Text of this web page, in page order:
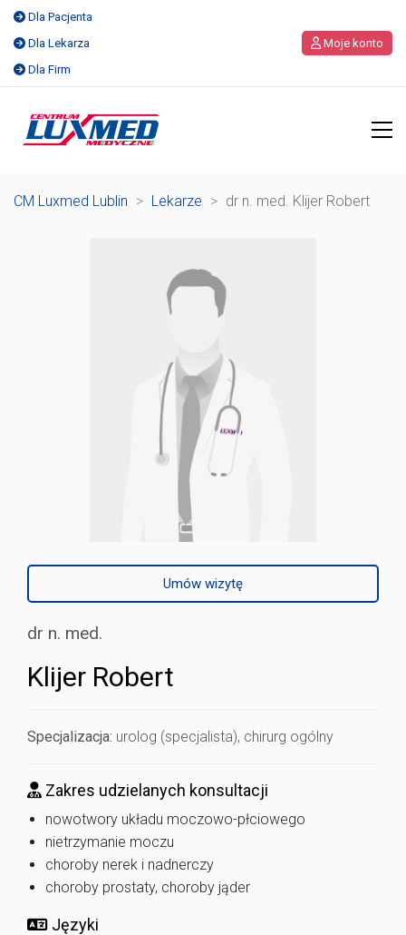
Dla Pacjenta
Dla Lekarza
Dla Firm
Moje konto
CM Luxmed Lublin > Lekarze > dr n. med. Klijer Robert
Umów wizytę
dr n. med.
Klijer Robert
Specjalizacja: urolog (specjalista), chirurg ogólny
Zakres udzielanych konsultacji
nowotwory układu moczowo-płciowego
nietrzymanie moczu
choroby nerek i nadnerczy
choroby prostaty, choroby jąder
Języki